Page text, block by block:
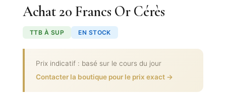
Achat 20 Francs Or Cérès
TTB À SUP EN STOCK
Prix indicatif : basé sur le cours du jour
Contacter la boutique pour le prix exact →